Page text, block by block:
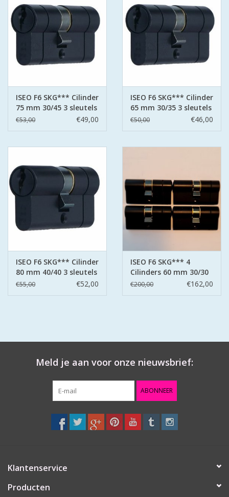
ISEO F6 SKG*** Cilinder
75 mm 30/45 3 sleutels
€53,00 €49,00
ISEO F6 SKG*** Cilinder
65 mm 30/35 3 sleutels
€50,00 €46,00
ISEO F6 SKG*** Cilinder
80 mm 40/40 3 sleutels
€55,00 €52,00
ISEO F6 SKG*** 4
Cilinders 60 mm 30/30
12 sleutels
€200,00 €162,00
Meld je aan voor onze nieuwsbrief:
ABONNEER
Klantenservice
Producten